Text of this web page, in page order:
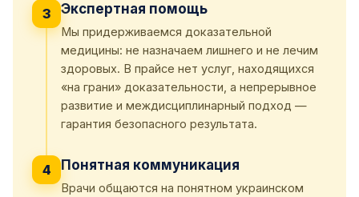
3 Экспертная помощь
Мы придерживаемся доказательной
медицины: не назначаем лишнего и не лечим
здоровых. В прайсе нет услуг, находящихся
«на грани» доказательности, а непрерывное
развитие и междисциплинарный подход —
гарантия безопасного результата.
4 Понятная коммуникация
Врачи общаются на понятном украинском